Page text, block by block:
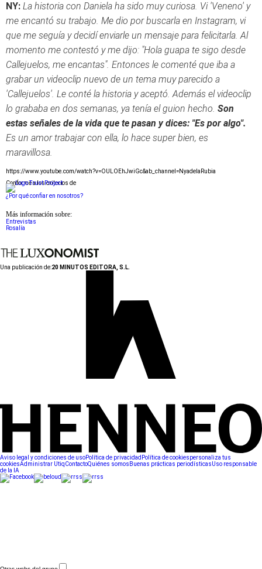
NY: La historia con Daniela ha sido muy curiosa. Vi 'Veneno' y
me encantó su trabajo. Me dio por buscarla en Instagram, vi
que me seguía y decidí enviarle un mensaje para felicitarla. Al
momento me contestó y me dijo: "Hola guapa te sigo desde
Callejuelos, me encantas". Entonces le comenté que iba a
grabar un videoclip nuevo de un tema muy parecido a
'Callejuelos'. Le conté la historia y aceptó. Además el videoclip
lo grababa en dos semanas, ya tenía el guion hecho. Son
estas señales de la vida que te pasan y dices: "Es por algo".
Es un amor trabajar con ella, lo hace super bien, es
maravillosa.
https://www.youtube.com/watch?v=OULOEhJwiGc&ab_channel=NyadelaRubia
Conforme a los criterios de
¿Por qué confiar en nosotros?
Más información sobre:
Entrevistas
Rosalía
Una publicación de:20 MINUTOS EDITORA, S.L.
Aviso legal y condiciones de usoPolítica de privacidad Política de cookiespersonaliza tus
cookiesAdministrar UtiqContactoQuiénes somos Buenas prácticas periodísticasUso responsable
de la IA